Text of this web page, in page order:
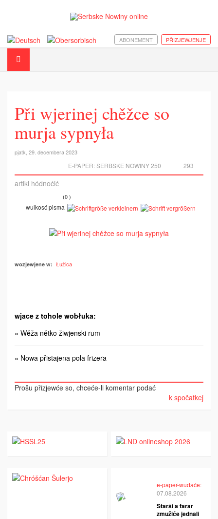
PŘIZJEWJENJE
ABONEMENT
Při wjerinej chěžce so
murja sypnyła
pjatk, 29. decembera 2023
293
E-PAPER:SERBSKE NOWINY 250
artikl hódnoćić
(0 )
wulkosć pisma
wozjewjene w: Łužica
wjace z tohole wobłuka:
« Wěža nětko žiwjenski rum
« Nowa přistajena pola frizera
Prošu přizjewće so, chceće-li komentar podać
k spočatkej
e-paper-wudaće:
07.08.2026
Starši a farar
zmužiće jednali